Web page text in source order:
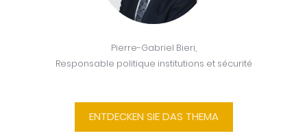
Pierre-Gabriel Bieri,
Responsable politique institutions et sécurité
ENTDECKEN SIE DAS THEMA